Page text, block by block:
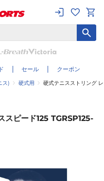
セール クーポン
ス) 硬式用 硬式テニスストリング
スピード125 TGRSP125-